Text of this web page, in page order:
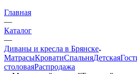
Главная
—
Каталог
—
Диваны и кресла в Брянске
МатрасыКроватиСпальняДетская
столоваяРаспродажа